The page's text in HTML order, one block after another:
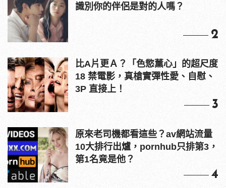
識別你的伴侶是對的人嗎？
2
比A片更Ａ？「色慾薰心」的超尺度
18 禁電影，真槍實彈性愛、自慰、
3P 直接上！
3
原來老司機都看這些？av網站流量
10大排行出爐，pornhub只排第3，
第1名竟是他？
4